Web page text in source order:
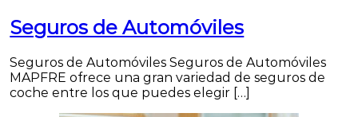
Seguros de Automóviles
Seguros de Automóviles Seguros de Automóviles
MAPFRE ofrece una gran variedad de seguros de
coche entre los que puedes elegir […]